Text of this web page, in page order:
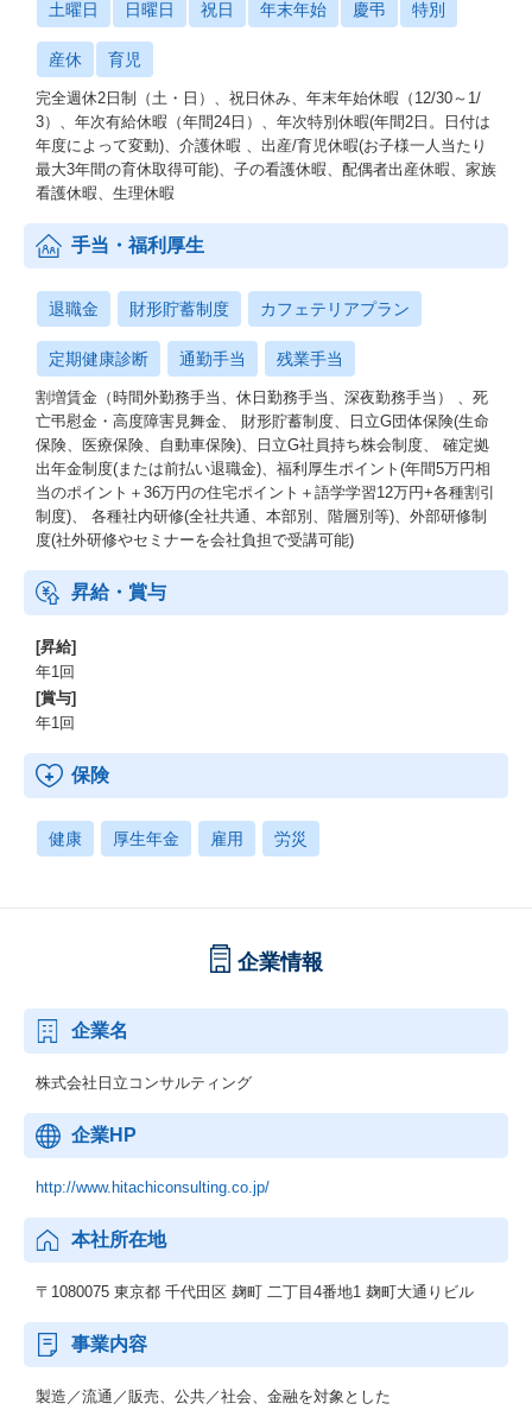
本部長も女性で、子供を送ってから勤務している 等理解がある
⑤サテライトオフィス
⑥地方勤務の方も
自由に活用することが可能、都内近郊で700箇所ある
群馬、静岡、金沢社員などもいらっしゃる
【研修制度】
∟独自で用意している、研修
∟ドメインで行っている研修
日立アカデミーという会社があり研修を専門にしている会社、グ
ループ社員は受けられる
デジタル研修やビジネス面での研修1000～2000程度研修があり
会社の費用負担で受けることが可能
∟会社外の研修も促進している
10万円～20万円の研修も会社負担で受けることが可能
∟業務中に開催されるものであれば、研修を優先できる
∟業務後は社内研修勤怠を押しながら研修を受けることができ
る など多数
土曜日 日曜日 祝日 年末年始 慶弔 特別
産休 育児
完全週休2日制（土・日）、祝日休み、年末年始休暇（12/30～1/
3）、年次有給休暇（年間24日）、年次特別休暇(年間2日。日付は
年度によって変動)、介護休暇 、出産/育児休暇(お子様一人当たり
最大3年間の育休取得可能)、子の看護休暇、配偶者出産休暇、家族
看護休暇、生理休暇
手当・福利厚生
退職金 財形貯蓄制度 カフェテリアプラン
定期健康診断 通勤手当 残業手当
割増賃金（時間外勤務手当、休日勤務手当、深夜勤務手当） 、死
亡弔慰金・高度障害見舞金、 財形貯蓄制度、日立G団体保険(生命
保険、医療保険、自動車保険)、日立G社員持ち株会制度、 確定拠
出年金制度(または前払い退職金)、福利厚生ポイント(年間5万円相
当のポイント＋36万円の住宅ポイント＋語学学習12万円+各種割引
制度)、 各種社内研修(全社共通、本部別、階層別等)、外部研修制
度(社外研修やセミナーを会社負担で受講可能)
昇給・賞与
[昇給]
年1回
[賞与]
年1回
保険
健康 厚生年金 雇用 労災
企業情報
企業名
株式会社日立コンサルティング
企業HP
http://www.hitachiconsulting.co.jp/
本社所在地
〒1080075 東京都 千代田区 麹町 二丁目4番地1 麹町大通りビル
事業内容
製造／流通／販売、公共／社会、金融を対象とした